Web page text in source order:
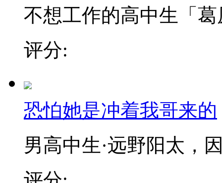
不想工作的高中生「葛
评分:
恐怕她是冲着我哥来的
男高中生·远野阳太，